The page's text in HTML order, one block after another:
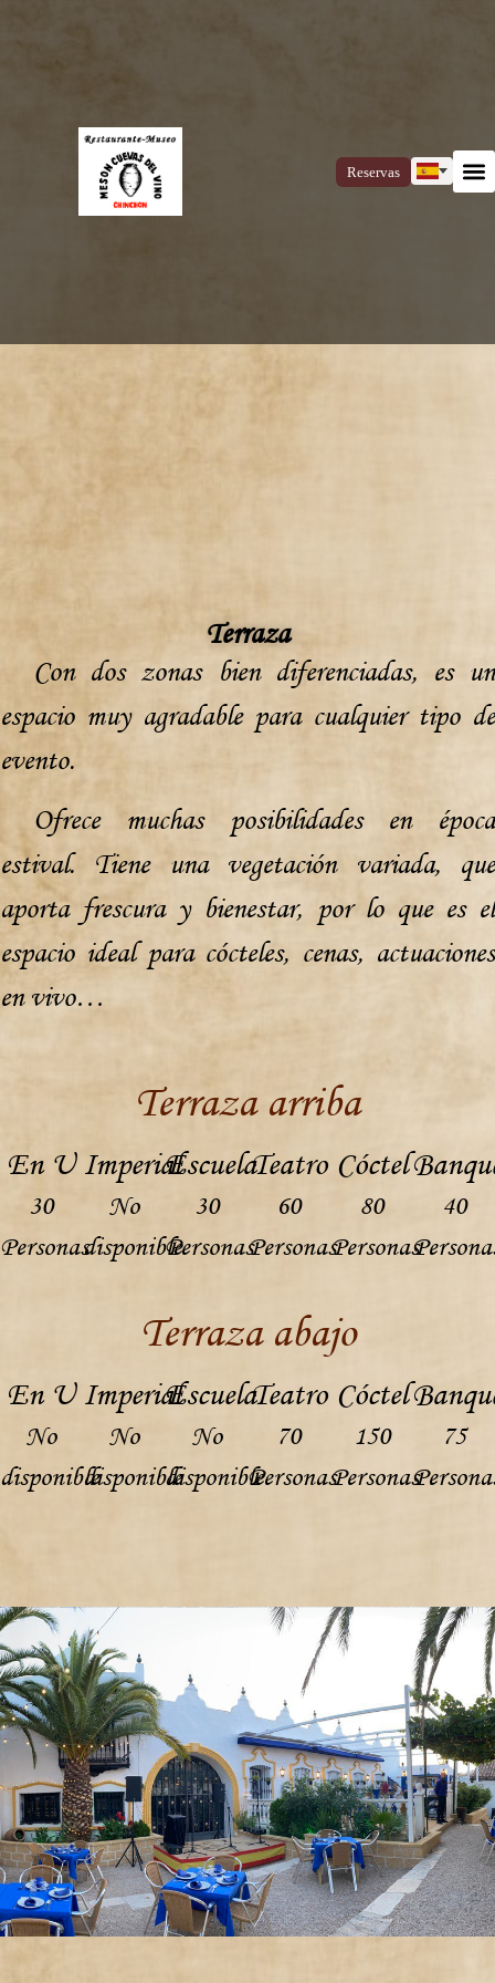
Reservas
Terraza
Con dos zonas bien diferenciadas, es un
espacio muy agradable para cualquier tipo de
evento.
Ofrece muchas posibilidades en época
estival. Tiene una vegetación variada, que
aporta frescura y bienestar, por lo que es el
espacio ideal para cócteles, cenas, actuaciones
en vivo…
Terraza arriba
En U
30
Personas
Imperial
No
disponible
Escuela
30
Personas
Teatro
60
Personas
Cóctel
80
Personas
40
Terraza abajo
En U
No
disponible
Imperial
No
disponible
Escuela
No
disponible
Teatro
70
Personas
Cóctel
150
Personas
75